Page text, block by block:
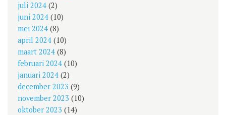
juli 2024 (2)
juni 2024 (10)
mei 2024 (8)
april 2024 (10)
maart 2024 (8)
februari 2024 (10)
januari 2024 (2)
december 2023 (9)
november 2023 (10)
oktober 2023 (14)